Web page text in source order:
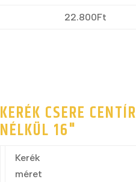
22.800Ft
KERÉK CSERE CENTÍR
NÉLKÜL 16"
Kerék
méret